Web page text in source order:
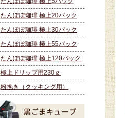
たんぽぽ珈琲 極上20パック
たんぽぽ珈琲 極上30パック
たんぽぽ珈琲 極上55パック
たんぽぽ珈琲 極上120パック
極上ドリップ用230ｇ
粉挽き（クッキング用）